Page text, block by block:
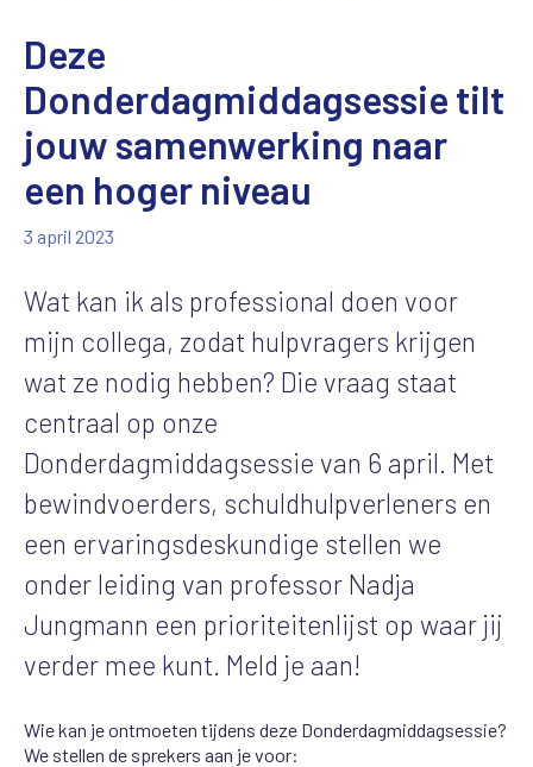
Deze
Donderdagmiddagsessie tilt
jouw samenwerking naar
een hoger niveau
3 april 2023
Wat kan ik als professional doen voor
mijn collega, zodat hulpvragers krijgen
wat ze nodig hebben? Die vraag staat
centraal op onze
Donderdagmiddagsessie van 6 april. Met
bewindvoerders, schuldhulpverleners en
een ervaringsdeskundige stellen we
onder leiding van professor Nadja
Jungmann een prioriteitenlijst op waar jij
verder mee kunt. Meld je aan!
Wie kan je ontmoeten tijdens deze Donderdagmiddagsessie?
We stellen de sprekers aan je voor: